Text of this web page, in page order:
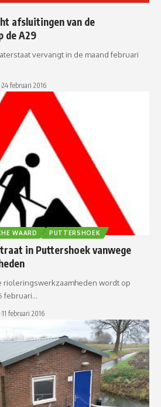
afsluitingen van de
de A29
vervangt in de maand februari
24 februari 2016
WAARD PUTTERSHOEK
in Puttershoek vanwege
rioleringswerkzaamheden wordt op
februari…
11 februari 2016